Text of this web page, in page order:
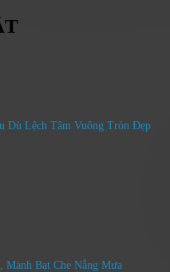
Dù Lệch Tâm Vuông Tròn Đẹp
Mành Bạt Che Nắng Mưa​